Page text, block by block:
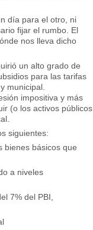
día para el otro, ni
fijar el rumbo. El
nos lleva dicho
un alto grado de
para las tarifas
municipal.
impositiva y más
(o los activos públicos
siguientes:
bienes básicos que
a niveles
7% del PBI,